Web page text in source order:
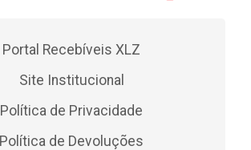
Portal Recebíveis XLZ
Site Institucional
Política de Privacidade
Política de Devoluções